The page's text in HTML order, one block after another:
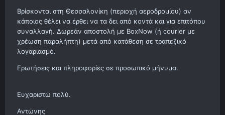
Βρίσκονται στη Θεσσαλονίκη (περιοχή αεροδρομίου) αν
κάποιος θέλει να έρθει να τα δει από κοντά και για επιτόπου
συναλλαγή. Δωρεάν αποστολή με BoxNow (ή courier με
χρέωση παραλήπτη) μετά από κατάθεση σε τραπεζικό
λογαριασμό.
Ερωτήσεις και πληροφορίες σε προσωπικό μήνυμα.
Ευχαριστώ πολύ.
Αντώνης